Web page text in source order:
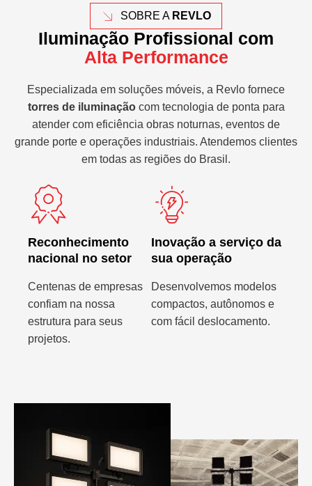
SOBRE A REVLO
Iluminação Profissional com
Alta Performance
Especializada em soluções móveis, a Revlo fornece
torres de iluminaçãocom tecnologia de ponta para
atender com eficiência obras noturnas, eventos de
grande porte e operações industriais. Atendemos clientes
em todas as regiões do Brasil.
Reconhecimento
nacional no setor
Centenas de empresas
confiam na nossa
estrutura para seus
projetos.
Inovação a serviço da
sua operação
Desenvolvemos modelos
compactos, autônomos e
com fácil deslocamento.